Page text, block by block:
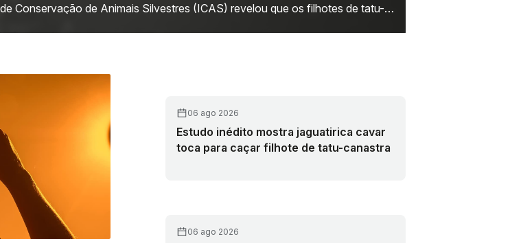
eclipses solares mais importantes da década, conforme noticiado pelo Olhar
06 ago 2026
Estudo inédito mostra jaguatirica cavar
toca para caçar filhote de tatu-canastra
06 ago 2026